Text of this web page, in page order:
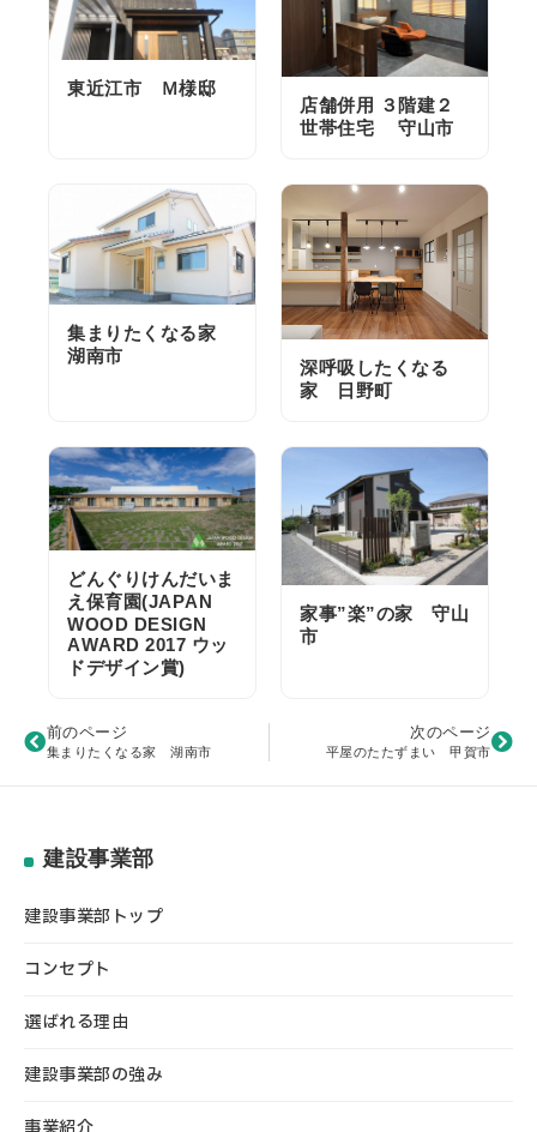
東近江市 Ｍ様邸
店舗併用 ３階建２
世帯住宅 守山市
集まりたくなる家
湖南市
深呼吸したくなる
家 日野町
どんぐりけんだいま
え保育園(JAPAN
WOOD DESIGN
AWARD 2017 ウッ
ドデザイン賞)
家事”楽”の家 守山
市
前のページ
集まりたくなる家 湖南市
次のページ
平屋のたたずまい 甲賀市
建設事業部
建設事業部トップ
コンセプト
選ばれる理由
建設事業部の強み